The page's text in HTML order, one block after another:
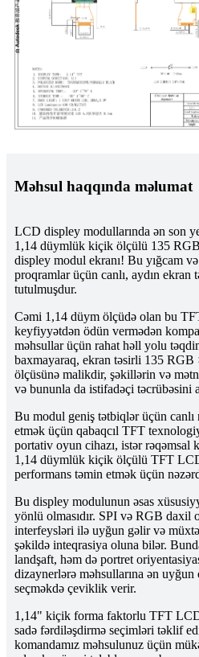
Məhsul haqqında məlumat
LCD displey modullarında ən son
1,14 düymlük kiçik ölçülü 135
displey modul ekranı! Bu yığcam
proqramlar üçün canlı, aydın ekran
tutulmuşdur.
Cəmi 1,14 düym ölçüdə olan bu
keyfiyyətdən ödün vermədən
məhsullar üçün rahat həll yolu
baxmayaraq, ekran təsirli 135
ölçüsünə malikdir, şəkillərin və
və bununla da istifadəçi təcrübəsini
Bu modul geniş tətbiqlər üçün
etmək üçün qabaqcıl TFT
portativ oyun cihazı, istər rəqəmsal
1,14 düymlük kiçik ölçülü TFT
performans təmin etmək üçün
Bu displey modulunun əsas
yönlü olmasıdır. SPI və RGB daxil
interfeysləri ilə uyğun gəlir və
şəkildə inteqrasiya oluna bilər.
landşaft, həm də portret
dizaynerlərə məhsullarına ən uyğun
seçməkdə çeviklik verir.
1,14" kiçik forma faktorlu TFT
sadə fərdiləşdirmə seçimləri təklif
komandamız məhsulunuz üçün